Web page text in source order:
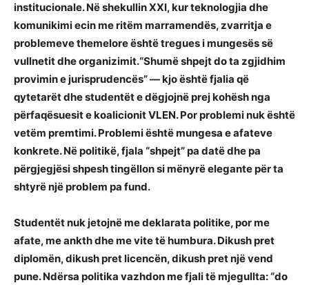
institucionale. Në shekullin XXI, kur teknologjia dhe
komunikimi ecin me ritëm marramendës, zvarritja e
problemeve themelore është tregues i mungesës së
vullnetit dhe organizimit.“Shumë shpejt do ta zgjidhim
provimin e jurisprudencës” — kjo është fjalia që
qytetarët dhe studentët e dëgjojnë prej kohësh nga
përfaqësuesit e koalicionit VLEN. Por problemi nuk është
vetëm premtimi. Problemi është mungesa e afateve
konkrete. Në politikë, fjala “shpejt” pa datë dhe pa
përgjegjësi shpesh tingëllon si mënyrë elegante për ta
shtyrë një problem pa fund.
Studentët nuk jetojnë me deklarata politike, por me
afate, me ankth dhe me vite të humbura. Dikush pret
diplomën, dikush pret licencën, dikush pret një vend
pune. Ndërsa politika vazhdon me fjali të mjegullta: “do